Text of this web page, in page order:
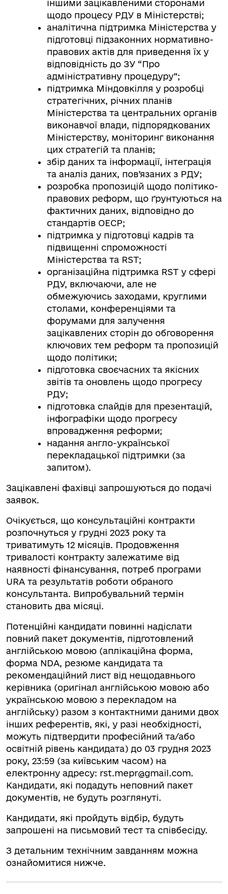
іншими зацікавленими сторонами
щодо процесу РДУ в Міністерстві;
аналітична підтримка Міністерства у
підготовці підзаконних нормативно-
правових актів для приведення їх у
відповідність до ЗУ “Про
адміністративну процедуру”;
підтримка Міндовкілля у розробці
стратегічних, річних планів
Міністерства та центральних органів
виконавчої влади, підпорядкованих
Міністерству, моніторинг виконання
цих стратегій та планів;
збір даних та інформації, інтеграція
та аналіз даних, пов’язаних з РДУ;
розробка пропозицій щодо політико-
правових реформ, що ґрунтуються на
фактичних даних, відповідно до
стандартів ОЕСР;
підтримка у підготовці кадрів та
підвищенні спроможності
Міністерства та RST;
організаційна підтримка RST у сфері
РДУ, включаючи, але не
обмежуючись заходами, круглими
столами, конференціями та
форумами для залучення
зацікавлених сторін до обговорення
ключових тем реформ та пропозицій
щодо політики;
підготовка своєчасних та якісних
звітів та оновлень щодо прогресу
РДУ;
підготовка слайдів для презентацій,
інфографіки щодо прогресу
впровадження реформи;
надання англо-української
перекладацької підтримки (за
запитом).
Зацікавлені фахівці запрошуються до подачі
заявок.
Очікується, що консультаційні контракти
розпочнуться у грудні 2023 року та
триватимуть 12 місяців. Продовження
тривалості контракту залежатиме від
наявності фінансування, потреб програми
URA та результатів роботи обраного
консультанта. Випробувальний термін
становить два місяці.
Потенційні кандидати повинні надіслати
повний пакет документів, підготовлений
англійською мовою (аплікаційна форма,
форма NDA, резюме кандидата та
рекомендаційний лист від нещодавнього
керівника (оригінал англійською мовою або
українською мовою з перекладом на
англійську) разом з контактними даними двох
інших референтів, які, у разі необхідності,
можуть підтвердити професійний та/або
освітній рівень кандидата) до 03 грудня 2023
року, 23:59 (за київським часом) на
електронну адресу: rst.mepr@gmail.com.
Кандидати, які подадуть неповний пакет
документів, не будуть розглянуті.
Кандидати, які пройдуть відбір, будуть
запрошені на письмовий тест та співбесіду.
З детальним технічним завданням можна
ознайомитися нижче.